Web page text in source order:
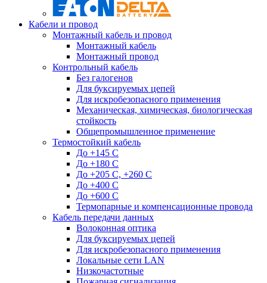
Кабели и провод
Монтажный кабель и провод
Монтажный кабель
Монтажный провод
Контрольный кабель
Без галогенов
Для буксируемых цепей
Для искробезопасного применения
Механическая, химическая, биологическая
стойкость
Общепромышленное применение
Термостойкий кабель
До +145 С
До +180 C
До +205 С, +260 С
До +400 C
До +600 С
Термопарные и компенсационные провода
Кабель передачи данных
Волоконная оптика
Для буксируемых цепей
Для искробезопасного применения
Локальные сети LAN
Низкочастотные